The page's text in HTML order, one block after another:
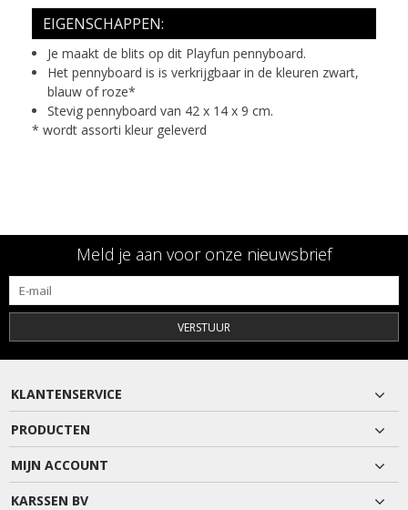
EIGENSCHAPPEN:
Je maakt de blits op dit Playfun pennyboard.
Het pennyboard is is verkrijgbaar in de kleuren zwart,
blauw of roze*
Stevig pennyboard van 42 x 14 x 9 cm.
* wordt assorti kleur geleverd
Meld je aan voor onze nieuwsbrief
VERSTUUR
KLANTENSERVICE
PRODUCTEN
MIJN ACCOUNT
KARSSEN BV